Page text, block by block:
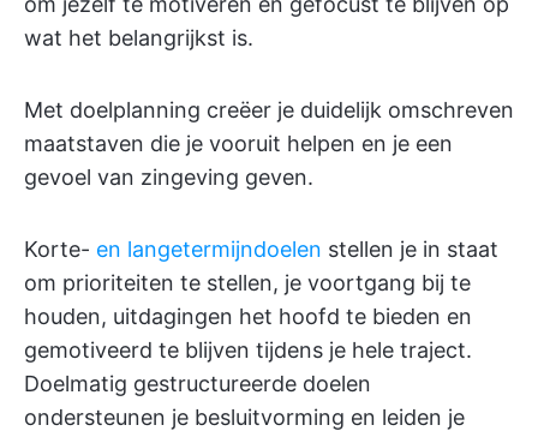
wat het belangrijkst is.
Met doelplanning creëer je duidelijk omschreven
maatstaven die je vooruit helpen en je een
gevoel van zingeving geven.
Korte- en langetermijndoelen stellen je in staat
om prioriteiten te stellen, je voortgang bij te
houden, uitdagingen het hoofd te bieden en
gemotiveerd te blijven tijdens je hele traject.
Doelmatig gestructureerde doelen
ondersteunen je besluitvorming en leiden je